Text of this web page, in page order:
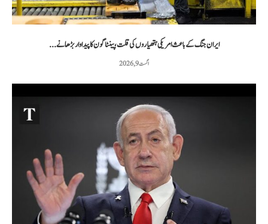
ایران جنگ کے باعث امریکی ہتھیاروں کی قلت، پینٹاگون کا پیداوار بڑھانے...
اگست 9, 2026